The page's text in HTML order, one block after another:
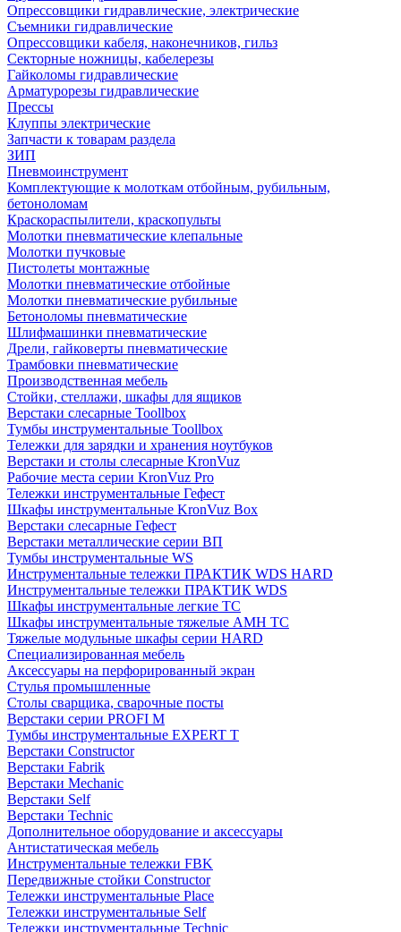
Опрессовщики гидравлические, электрические
Съемники гидравлические
Опрессовщики кабеля, наконечников, гильз
Секторные ножницы, кабелерезы
Гайколомы гидравлические
Арматурорезы гидравлические
Прессы
Клуппы электрические
Запчасти к товарам раздела
ЗИП
Пневмоинструмент
Комплектующие к молоткам отбойным, рубильным,
бетоноломам
Краскораспылители, краскопульты
Молотки пневматические клепальные
Молотки пучковые
Пистолеты монтажные
Молотки пневматические отбойные
Молотки пневматические рубильные
Бетоноломы пневматические
Шлифмашинки пневматические
Дрели, гайковерты пневматические
Трамбовки пневматические
Производственная мебель
Стойки, стеллажи, шкафы для ящиков
Верстаки слесарные Toollbox
Тумбы инструментальные Toollbox
Тележки для зарядки и хранения ноутбуков
Верстаки и столы слесарные KronVuz
Рабочие места серии KronVuz Pro
Тележки инструментальные Гефест
Шкафы инструментальные KronVuz Box
Верстаки слесарные Гефест
Верстаки металлические серии ВП
Тумбы инструментальные WS
Инструментальные тележки ПРАКТИК WDS HARD
Инструментальные тележки ПРАКТИК WDS
Шкафы инструментальные легкие ТС
Шкафы инструментальные тяжелые AMH TC
Тяжелые модульные шкафы серии HARD
Cпециализированная мебель
Аксессуары на перфорированный экран
Стулья промышленные
Столы сварщика, сварочные посты
Верстаки серии PROFI M
Тумбы инструментальные EXPERT T
Верстаки Constructor
Верстаки Fabrik
Верстаки Mechanic
Верстаки Self
Верстаки Technic
Дополнительное оборудование и аксессуары
Антистатическая мебель
Инструментальные тележки FBK
Передвижные стойки Constructor
Тележки инструментальные Place
Тележки инструментальные Self
Тележки инструментальные Technic